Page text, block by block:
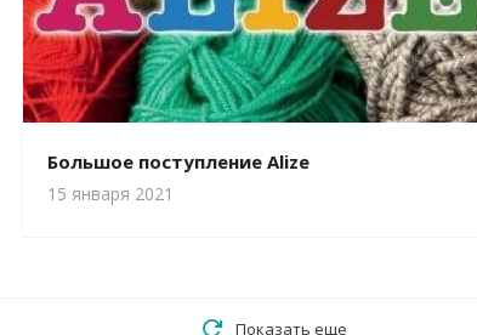
Большое поступление Alize
15 января 2021
Показать еще